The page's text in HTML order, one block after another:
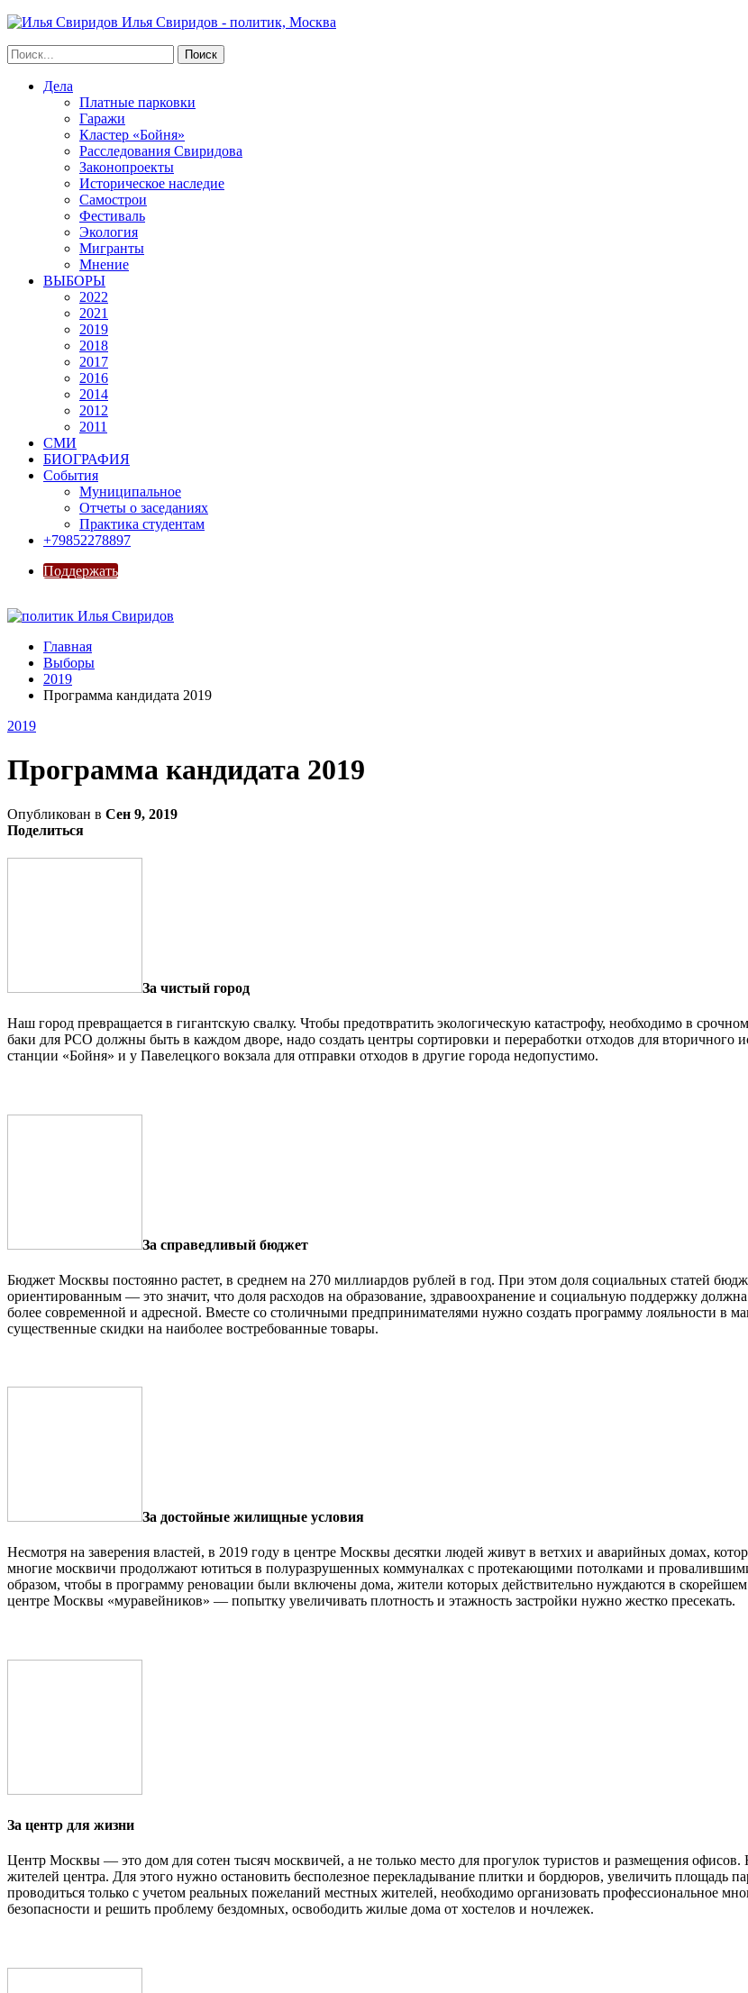
Илья Свиридов - политик, Москва
Дела
Платные парковки
Гаражи
Кластер «Бойня»
Расследования Свиридова
Законопроекты
Историческое наследие
Самострои
Фестиваль
Экология
Мигранты
Мнение
ВЫБОРЫ
2022
2021
2019
2018
2017
2016
2014
2012
2011
СМИ
БИОГРАФИЯ
События
Муниципальное
Отчеты о заседаниях
Практика студентам
+79852278897
Поддержать
Главная
Выборы
2019
Программа кандидата 2019
2019
Программа кандидата 2019
Опубликован в Сен 9, 2019
Поделиться
За чистый город
Наш город превращается в гигантскую свалку. Чтобы предотвратить экологическую катастрофу, необходимо в
баки для РСО должны быть в каждом дворе, надо создать центры сортировки и переработки отходов для вторичного
станции «Бойня» и у Павелецкого вокзала для отправки отходов в другие города недопустимо.
За справедливый бюджет
Бюджет Москвы постоянно растет, в среднем на 270 миллиардов рублей в год. При этом доля социальных статей
ориентированным — это значит, что доля расходов на образование, здравоохранение и социальную поддержку
более современной и адресной. Вместе со столичными предпринимателями нужно создать программу лояльности в
существенные скидки на наиболее востребованные товары.
За достойные жилищные условия
Несмотря на заверения властей, в 2019 году в центре Москвы десятки людей живут в ветхих и аварийных домах,
многие москвичи продолжают ютиться в полуразрушенных коммуналках с протекающими потолками и
образом, чтобы в программу реновации были включены дома, жители которых действительно нуждаются в
центре Москвы «муравейников» — попытку увеличивать плотность и этажность застройки нужно жестко пресекать.
За центр для жизни
Центр Москвы — это дом для сотен тысяч москвичей, а не только место для прогулок туристов и размещения
жителей центра. Для этого нужно остановить бесполезное перекладывание плитки и бордюров, увеличить площадь
проводиться только с учетом реальных пожеланий местных жителей, необходимо организовать профессиональное
безопасности и решить проблему бездомных, освободить жилые дома от хостелов и ночлежек.